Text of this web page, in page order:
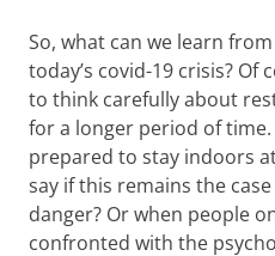
So, what can we learn
today’s covid-19 crisis? Of
to think carefully about
for a longer period of
prepared to stay indoors
say if this remains the
danger? Or when people
confronted with the